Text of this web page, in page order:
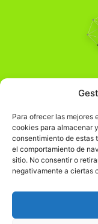
Para ofrecer las mejores
cookies para almacenar
consentimiento de estas
el comportamiento de
sitio. No consentir o
negativamente a ciertas
჻